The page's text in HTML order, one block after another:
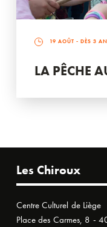
19 AOÛT - DÈS 3
LA PÊCHE
Les Chiroux
Centre Culturel de Liège
Place des Carmes, 8 -